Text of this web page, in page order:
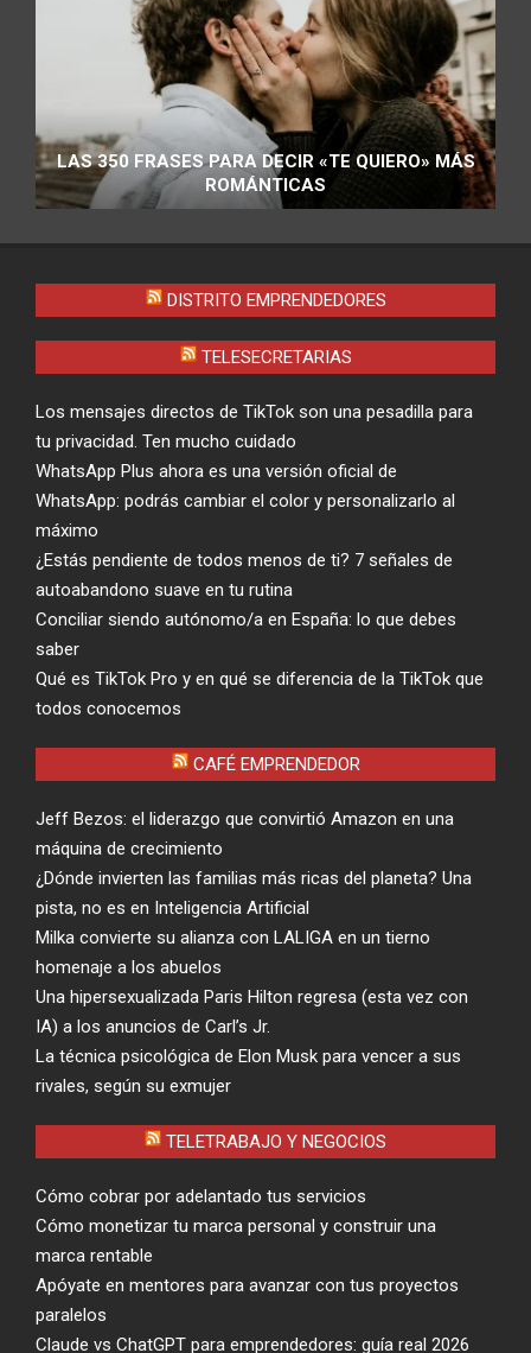
LAS 350 FRASES PARA DECIR «TE QUIERO» MÁS
ROMÁNTICAS
DISTRITO EMPRENDEDORES
TELESECRETARIAS
Los mensajes directos de TikTok son una pesadilla para
tu privacidad. Ten mucho cuidado
WhatsApp Plus ahora es una versión oficial de
WhatsApp: podrás cambiar el color y personalizarlo al
máximo
¿Estás pendiente de todos menos de ti? 7 señales de
autoabandono suave en tu rutina
Conciliar siendo autónomo/a en España: lo que debes
saber
Qué es TikTok Pro y en qué se diferencia de la TikTok que
todos conocemos
CAFÉ EMPRENDEDOR
Jeff Bezos: el liderazgo que convirtió Amazon en una
máquina de crecimiento
¿Dónde invierten las familias más ricas del planeta? Una
pista, no es en Inteligencia Artificial
Milka convierte su alianza con LALIGA en un tierno
homenaje a los abuelos
Una hipersexualizada Paris Hilton regresa (esta vez con
IA) a los anuncios de Carl’s Jr.
La técnica psicológica de Elon Musk para vencer a sus
rivales, según su exmujer
TELETRABAJO Y NEGOCIOS
Cómo cobrar por adelantado tus servicios
Cómo monetizar tu marca personal y construir una
marca rentable
Apóyate en mentores para avanzar con tus proyectos
paralelos
Claude vs ChatGPT para emprendedores: guía real 2026